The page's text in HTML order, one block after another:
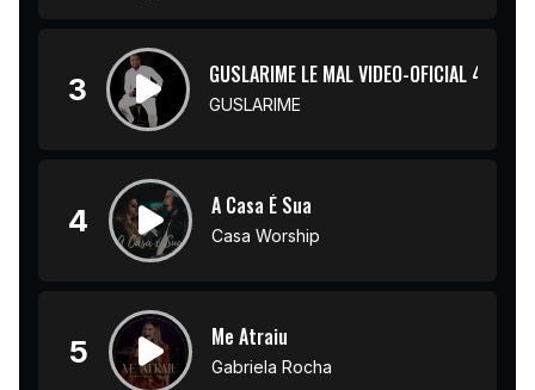
3 GUSLARIME LE MAL VIDEO-OFICIAL 4K
GUSLARIME
4 A Casa É Sua
Casa Worship
5 Me Atraiu
Gabriela Rocha